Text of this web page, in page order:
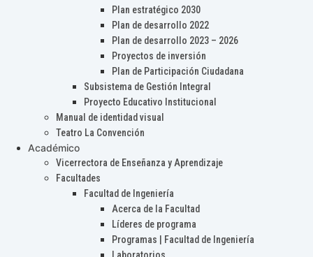
Plan estratégico 2030
Plan de desarrollo 2022
Plan de desarrollo 2023 – 2026
Proyectos de inversión
Plan de Participación Ciudadana
Subsistema de Gestión Integral
Proyecto Educativo Institucional
Manual de identidad visual
Teatro La Convención
Académico
Vicerrectora de Enseñanza y Aprendizaje
Facultades
Facultad de Ingeniería
Acerca de la Facultad
Líderes de programa
Programas | Facultad de Ingeniería